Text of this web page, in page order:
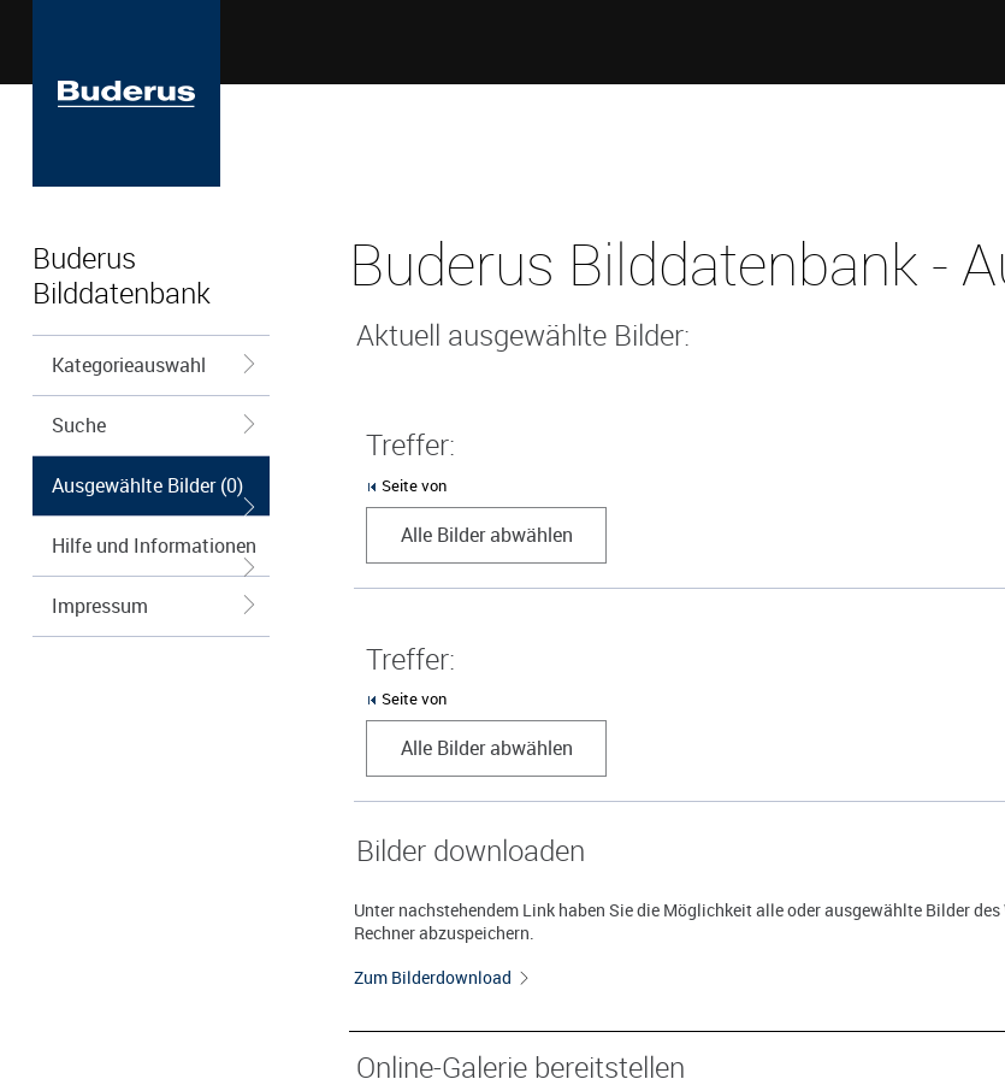
Buderus
Bilddatenbank
Kategorieauswahl
Suche
Ausgewählte Bilder (0)
Hilfe und Informationen
Impressum
Buderus Bilddatenbank -
Aktuell ausgewählte Bilder:
Treffer:
Seite von
Alle Bilder abwählen
Treffer:
Seite von
Alle Bilder abwählen
Bilder downloaden
Unter nachstehendem Link haben Sie die Möglichkeit alle oder ausgewählte Bilder
Rechner abzuspeichern.
Zum Bilderdownload
Online-Galerie bereitstellen